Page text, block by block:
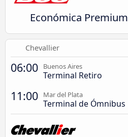
Económica Premium
Chevallier
06:00 Buenos Aires
Terminal Retiro
11:00 Mar del Plata
Terminal de Ómnibus